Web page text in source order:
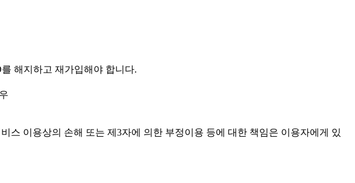
해지하고 재가입해야 합니다.
이용상의 손해 또는 제3자에 의한 부정이용 등에 대한 책임은 이용자에게 있